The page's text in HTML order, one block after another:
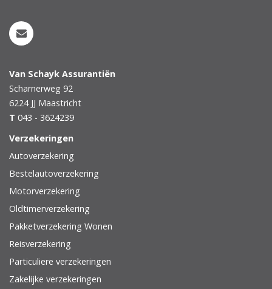
Van Schayk Assurantiën
Scharnerweg 92
6224 JJ Maastricht
T 043 - 3624239
Verzekeringen
Autoverzekering
Bestelautoverzekering
Motorverzekering
Oldtimerverzekering
Pakketverzekering Wonen
Reisverzekering
Particuliere verzekeringen
Zakelijke verzekeringen